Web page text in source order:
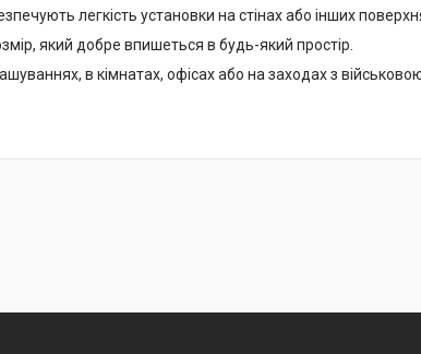
легкість установки на стінах або інших
який добре впишеться в будь-який простір.
в кімнатах, офісах або на заходах з